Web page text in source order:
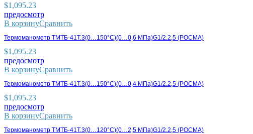
$1,095.23
предосмотр
В корзинуСравнить
Термоманометр ТМТБ-41Т.3(0…150°С)(0…0,6 МПа)G1/2.2,5 (РОСМА)
$1,095.23
предосмотр
В корзинуСравнить
Термоманометр ТМТБ-41Т.3(0…150°С)(0…0,4 МПа)G1/2.2,5 (РОСМА)
$1,095.23
предосмотр
В корзинуСравнить
Термоманометр ТМТБ-41Т.3(0…120°С)(0…2,5 МПа)G1/2.2,5 (РОСМА)